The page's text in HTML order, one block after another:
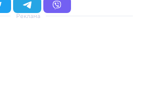
Реклама